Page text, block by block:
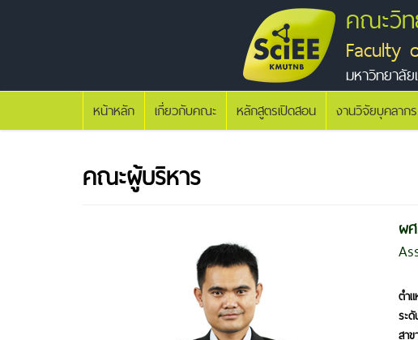
คณะวิท
Faculty
มหาวิทยาลั
หน้าหลัก เกี่ยวกับคณะ หลักสูตรเปิดสอน งานวิจัยบุคลากร
คณะผู้บริหาร
ผ
ตำ
ระ
สา